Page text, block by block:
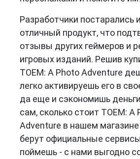
Разработчики постарались
отличный продукт, что
отзывы других геймеров и
игровых изданий. Решив
TOEM: A Photo Adventure
легко активируешь его в
да еще и сэкономишь
сам, сколько стоит TOEM: A
Adventure в нашем магазине
берут официальные
поймешь - с нами выгодно